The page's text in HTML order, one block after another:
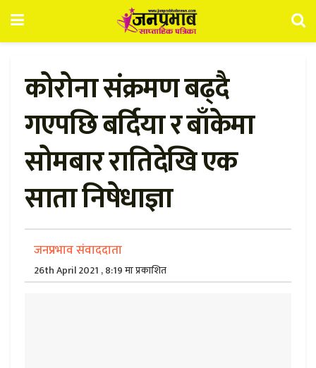
कोरोना संक्रमण बढ्दै
गएपछि बर्दिया र बाँकेमा
सोमबार रातिदेखि एक
साता निषेधाज्ञा
जनप्रभाव संवाददाता
26th April 2021 , 8:19 मा प्रकाशित